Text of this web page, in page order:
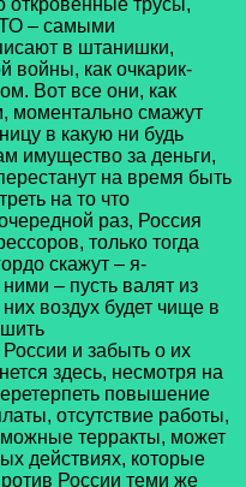
– самыми
в штанишки,
войны, как очкарик-
Вот все они, как
моментально смажут
в какую ни будь
имущество за деньги,
на время быть
на то что
раз, Россия
только тогда
скажут – я-
– пусть валят из
воздух будет чище в
и забыть о их
здесь, несмотря на
повышение
отсутствие работы,
терракты, может
действиях, которые
России теми же